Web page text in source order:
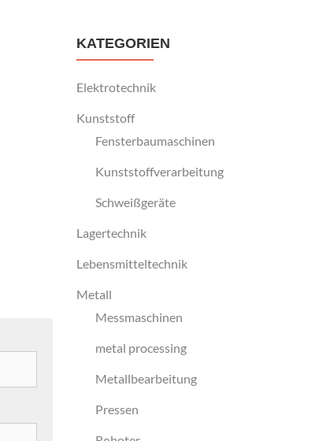
KATEGORIEN
Elektrotechnik
Kunststoff
Fensterbaumaschinen
Kunststoffverarbeitung
Schweißgeräte
Lagertechnik
Lebensmitteltechnik
Metall
Messmaschinen
metal processing
Metallbearbeitung
Pressen